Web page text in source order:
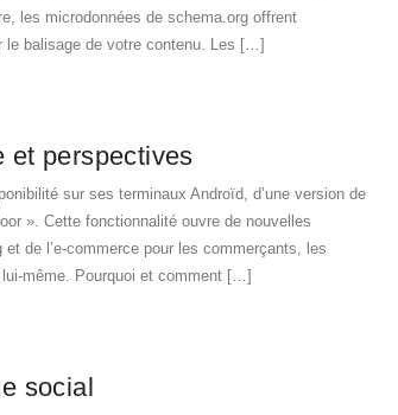
les microdonnées de schema.org offrent
le balisage de votre contenu. Les […]
et perspectives
sur ses terminaux Androïd, d’une version de
». Cette fonctionnalité ouvre de nouvelles
de l’e-commerce pour les commerçants, les
même. Pourquoi et comment […]
social